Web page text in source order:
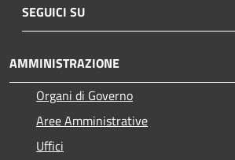
SEGUICI SU
AMMINISTRAZIONE
Organi di Governo
Aree Amministrative
Uffici